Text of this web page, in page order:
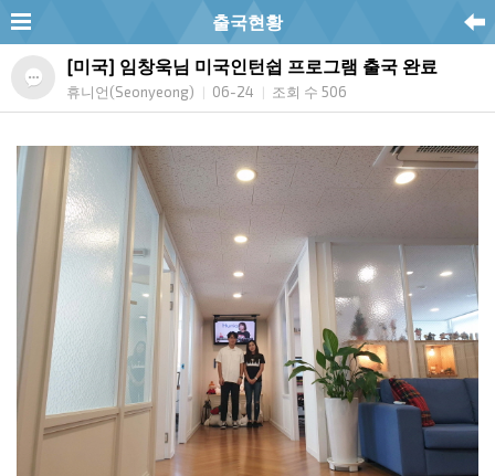
출국현황
[미국] 임창욱님 미국인턴쉽 프로그램 출국 완료
휴니언(Seonyeong) 06-24 조회 수 506